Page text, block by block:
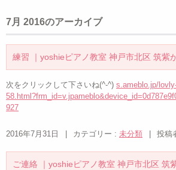
7月 2016のアーカイブ
練習 ｜yoshieピアノ教室 神戸市北区 筑紫
次をクリックして下さいね(^-^) s.ameblo.jp/
927
2016年7月31日 カテゴリー : 未分類 投稿
ご連絡 ｜yoshieピアノ教室 神戸市北区 筑